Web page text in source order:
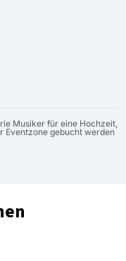
Musiker für eine Hochzeit,
Eventzone gebucht werden